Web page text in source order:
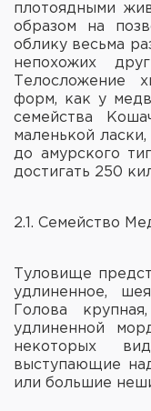
плотоядными
образом на
облику весьма
непохожих
Телосложение
форм, как у
семейства
маленькой
до амурского
достигать 250
2.1. Семейство
Туловище
удлиненное,
Голова
удлиненной
некоторых
выступающие
или большие